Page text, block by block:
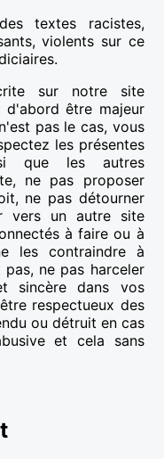
textes racistes,
violents sur ce
sur notre site
d'abord être majeur
pas le cas, vous
les présentes
que les autres
ne pas proposer
ne pas détourner
vers un autre site
à faire ou à
les contraindre à
ne pas harceler
sincère dans vos
respectueux des
ou détruit en cas
et cela sans